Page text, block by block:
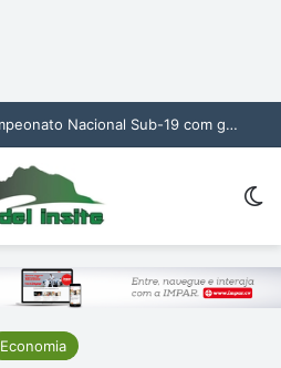
Batuque conquista Campeonato Nacional Sub-19 com golo de Erickson no prolongamento
Economia